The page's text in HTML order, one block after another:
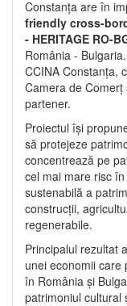
Constanța are în
friendly cross-
- HERITAGE RO-
România -
CCINA Constanța,
Camera de
partener.
Proiectul își
să protejeze
concentrează pe
cel mai mare risc
sustenabilă a
construcții,
regenerabile.
Principalul rezultat
unei economii care
în România și
patrimoniul cultural